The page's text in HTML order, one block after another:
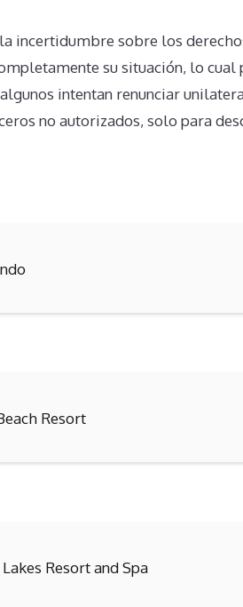
incertidumbre sobre los
su situación, lo
intentan renunciar
no autorizados, solo para
Resort
Resort and Spa